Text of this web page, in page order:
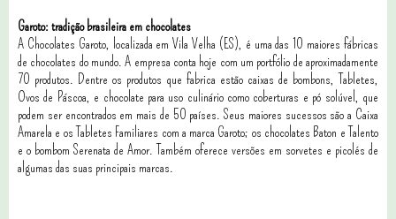
Garoto: tradição brasileira em chocolates
A Chocolates Garoto, localizada em Vila Velha (ES), é uma das 10 maiores fábricas
de chocolates do mundo. A empresa conta hoje com um portfólio de aproximadamente
70 produtos. Dentre os produtos que fabrica estão caixas de bombons, Tabletes,
Ovos de Páscoa, e chocolate para uso culinário como coberturas e pó solúvel, que
podem ser encontrados em mais de 50 países. Seus maiores sucessos são a Caixa
Amarela e os Tabletes Familiares com a marca Garoto; os chocolates Baton e Talento
e o bombom Serenata de Amor. Também oferece versões em sorvetes e picolés de
algumas das suas principais marcas.